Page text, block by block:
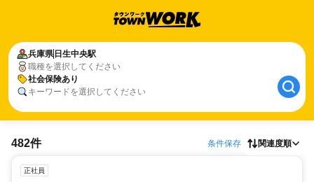
兵庫県 日生中央駅
職種を選択してください
社会保険あり
キーワードを選択してください
482件 条件保存 関連度順
正社員